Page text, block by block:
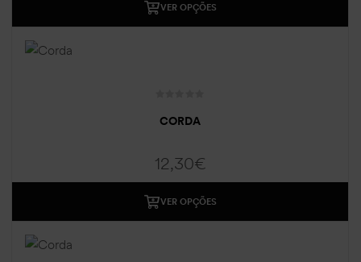
VER OPÇÕES
CORDA
12,30€
VER OPÇÕES